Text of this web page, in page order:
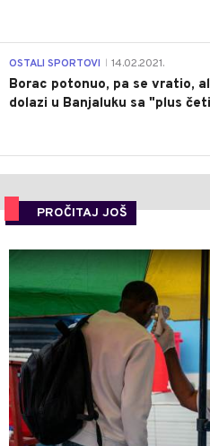
OSTALI SPORTOVI 14.02.2021.
Borac potonuo, pa se vratio,
dolazi u Banjaluku sa "plus
PROČITAJ JOŠ